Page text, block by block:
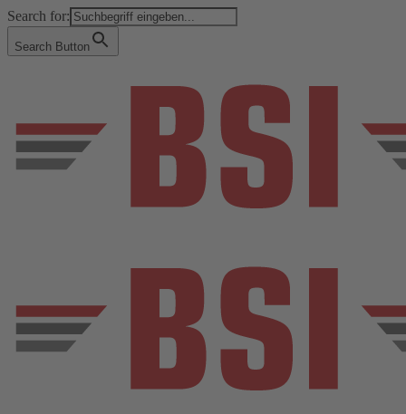
Search for:
Search Button